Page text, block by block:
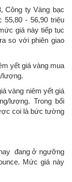
Công ty Vàng bạc
- 56,90 triệu
giá này tiếp tục
so với phiên giao
yết giá vàng mua
lượng.
vàng niêm yết giá
lượng. Trong bối
coi là bức tường
đang ở ngưỡng
Mức giá này